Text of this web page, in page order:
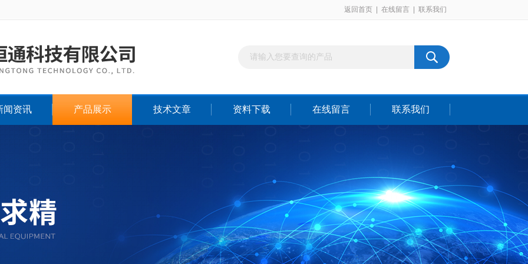
返回首页 在线留言 联系我们
闻资讯 产品展示 技术文章 资料下载 在线留言 联系我们